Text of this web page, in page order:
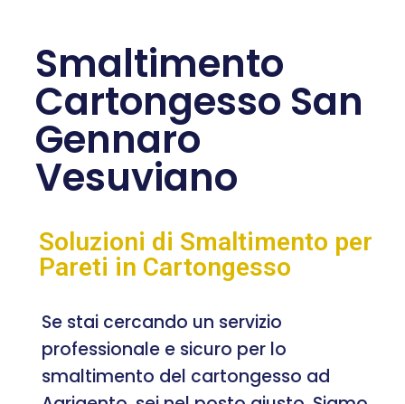
Smaltimento
Cartongesso San
Gennaro
Vesuviano
Soluzioni di Smaltimento per
Pareti in Cartongesso
Se stai cercando un servizio
professionale e sicuro per lo
smaltimento del cartongesso ad